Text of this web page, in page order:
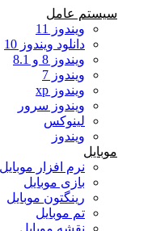
سیستم عامل
ویندوز 11
دانلود ویندوز 10
ویندوز 8 و 8.1
ویندوز 7
ویندوز xp
ویندوز سرور
لینوکس
ویندوز
نرم افزار موبایل
بازی موبایل
رینگتون موبایل
تم موبایل
نقشه موبایل